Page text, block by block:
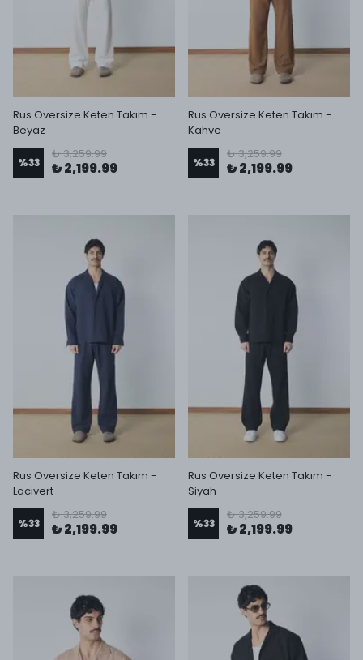
Rus Oversize Keten Takım -
Beyaz
%33
₺ 3,259.99
₺ 2,199.99
Rus Oversize Keten Takım -
Kahve
%33
₺ 3,259.99
₺ 2,199.99
Rus Oversize Keten Takım -
Lacivert
%33
₺ 3,259.99
₺ 2,199.99
Rus Oversize Keten Takım -
Siyah
%33
₺ 3,259.99
₺ 2,199.99